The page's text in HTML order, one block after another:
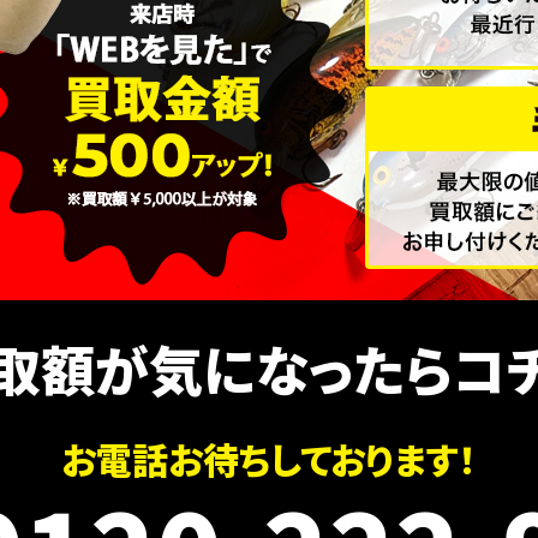
額が気になったらコ
お電話お待ちしております！